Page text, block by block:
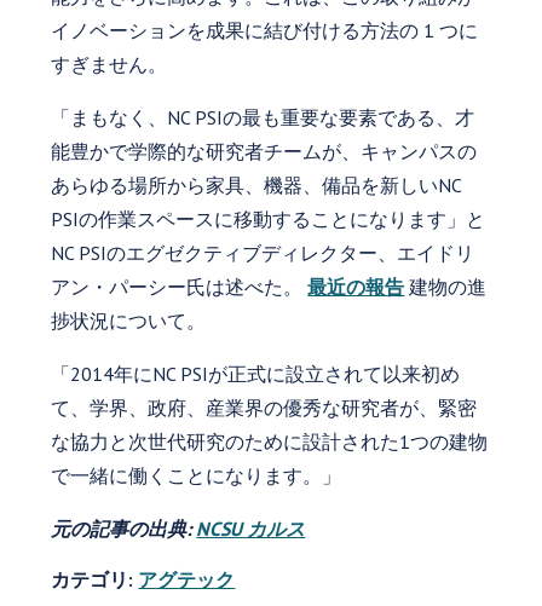
イノベーションを成果に結び付ける方法の 1 つに
すぎません。
「まもなく、NC PSIの最も重要な要素である、才
能豊かで学際的な研究者チームが、キャンパスの
あらゆる場所から家具、機器、備品を新しいNC
PSIの作業スペースに移動することになります」と
NC PSIのエグゼクティブディレクター、エイドリ
アン・パーシー氏は述べた。最近の報告 建物の進
捗状況について。
「2014年にNC PSIが正式に設立されて以来初め
て、学界、政府、産業界の優秀な研究者が、緊密
な協力と次世代研究のために設計された1つの建物
で一緒に働くことになります。」
元の記事の出典:NCSU カルス
カテゴリ: アグテック